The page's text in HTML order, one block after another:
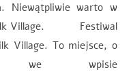
Niewątpliwie warto w
Silk Village. Festiwal
Village. To miejsce, o
we wpisie